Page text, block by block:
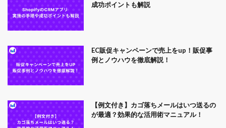
成功ポイントも解説
EC販促キャンペーンで売上をup！販促事
例とノウハウを徹底解説！
【例文付き】カゴ落ちメールはいつ送るの
が最適？効果的な活用術マニュアル！